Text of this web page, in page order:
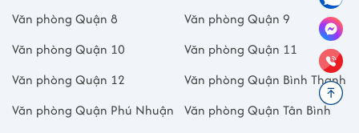
Văn phòng Quận 8
Văn phòng Quận 9
Văn phòng Quận 10
Văn phòng Quận 11
Văn phòng Quận 12
Văn phòng Quận Bình Thạnh
Văn phòng Quận Phú Nhuận
Văn phòng Quận Tân Bình